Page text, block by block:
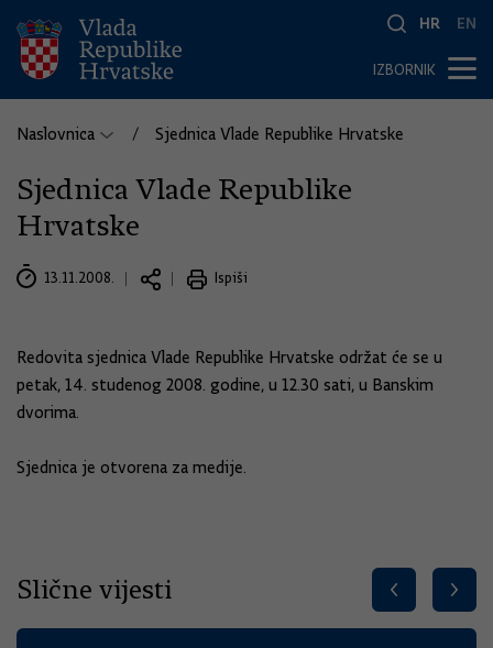
HR EN
IZBORNIK
Naslovnica Sjednica Vlade Republike Hrvatske
Sjednica Vlade Republike
Hrvatske
13.11.2008. Ispiši
Redovita sjednica Vlade Republike Hrvatske održat će se u
petak, 14. studenog 2008. godine, u 12.30 sati, u Banskim
dvorima.
Sjednica je otvorena za medije.
Slične vijesti